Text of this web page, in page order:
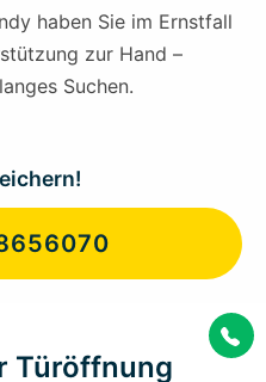
haben Sie im Ernstfall
zur Hand –
Suchen.
Türöffnung